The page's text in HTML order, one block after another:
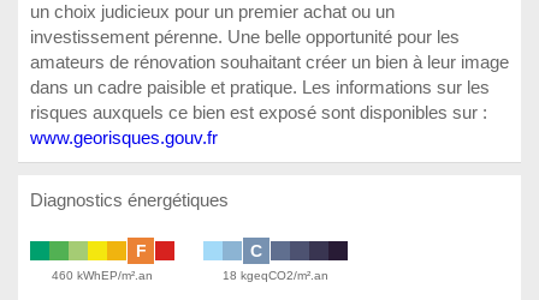
un choix judicieux pour un premier achat ou un
investissement pérenne. Une belle opportunité pour les
amateurs de rénovation souhaitant créer un bien à leur image
dans un cadre paisible et pratique. Les informations sur les
risques auxquels ce bien est exposé sont disponibles sur :
www.georisques.gouv.fr
Diagnostics énergétiques
F
460 kWhEP/m².an
C
18 kgeqCO2/m².an